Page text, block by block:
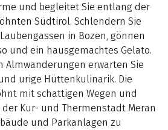
und begleitet Sie entlang der
Südtirol. Schlendern Sie
in Bozen, gönnen
und ein hausgemachtes Gelato.
Almwanderungen erwarten Sie
urige Hüttenkulinarik. Die
mit schattigen Wegen und
Kur- und Thermenstadt Meran
und Parkanlagen zu